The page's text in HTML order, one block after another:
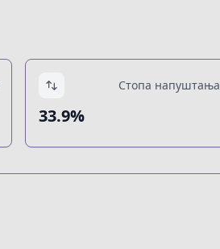
Стопа напуштања
33.9%